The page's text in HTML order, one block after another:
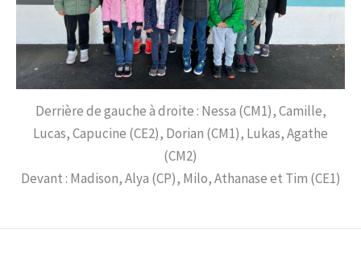
Derrière de gauche à droite : Nessa (CM1), Camille,
Lucas, Capucine (CE2), Dorian (CM1), Lukas, Agathe
(CM2)
Devant : Madison, Alya (CP), Milo, Athanase et Tim (CE1)